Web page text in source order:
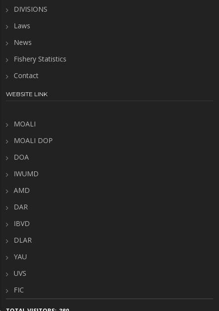
DIVISIONS
Laws
News
Fishery Statistics
Contact
WEBSITE LINK
MOALI
MOALI DOP
DOA
IWUMD
AMD
DAR
IBVD
DLAR
YAU
UVS
FIC